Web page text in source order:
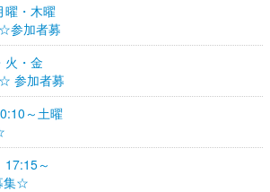
曜・木曜
参加者募
火・金
参加者募
～土曜
～
集☆